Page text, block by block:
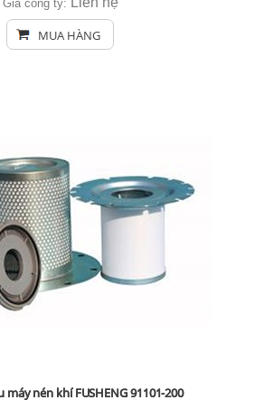
Giá công ty:
MUA HÀNG
máy nén khí FUSHENG 91101-200